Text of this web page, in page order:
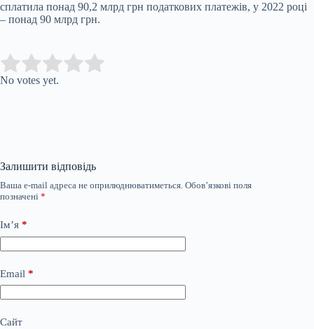
сплатила понад 90,2 млрд грн податкових платежів, у 2022 році
– понад 90 млрд грн.
Rate this item:
No votes yet.
Залишити відповідь
Ваша e-mail адреса не оприлюднюватиметься. Обов’язкові поля
позначені *
Ім’я *
Email *
Сайт